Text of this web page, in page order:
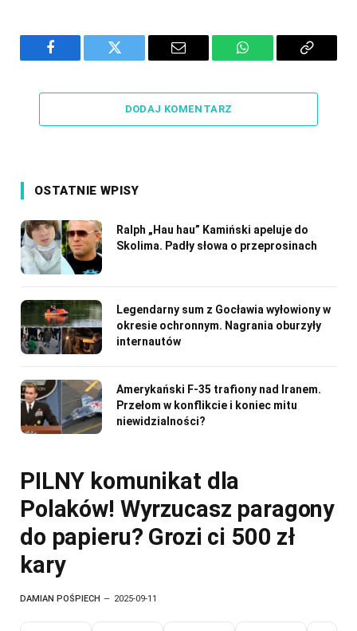
Facebook Twitter Email WhatsAppCopy
DODAJ KOMENTARZ
OSTATNIE WPISY
Ralph „Hau hau” Kamiński apeluje do
Skolima. Padły słowa o przeprosinach
Legendarny sum z Gocławia wyłowiony w
okresie ochronnym. Nagrania oburzyły
internautów
Amerykański F-35 trafiony nad Iranem.
Przełom w konflikcie i koniec mitu
niewidzialności?
PILNY komunikat dla
Polaków! Wyrzucasz paragony
do papieru? Grozi ci 500 zł
kary
DAMIAN POŚPIECH 2025-09-11